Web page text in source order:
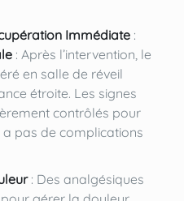
Immédiate:
: Après l’intervention, le
en salle de réveil
étroite. Les signes
contrôlés pour
a pas de complications
: Des analgésiques